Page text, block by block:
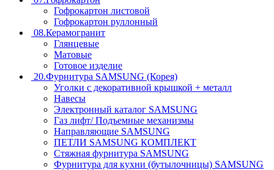
Гофрокартон листовой
Гофрокартон руллонный
08.Керамогранит
Глянцевые
Матовые
Готовое изделие
20.Фурнитура SAMSUNG (Корея)
Уголки с декоративной крышкой + металл
Навесы
Электронный каталог SAMSUNG
Газ лифт/ Подъемные механизмы
Направляющие SAMSUNG
ПЕТЛИ SAMSUNG КОМПЛЕКТ
Стяжная фурнитура SAMSUNG
Фурнитура для кухни (бутылочницы) SAMSUNG